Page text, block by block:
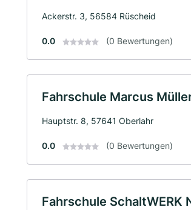
Ackerstr. 3, 56584 Rüscheid
0.0 (0 Bewertungen)
Fahrschule Marcus
Hauptstr. 8, 57641 Oberlahr
0.0 (0 Bewertungen)
Fahrschule SchaltWERK